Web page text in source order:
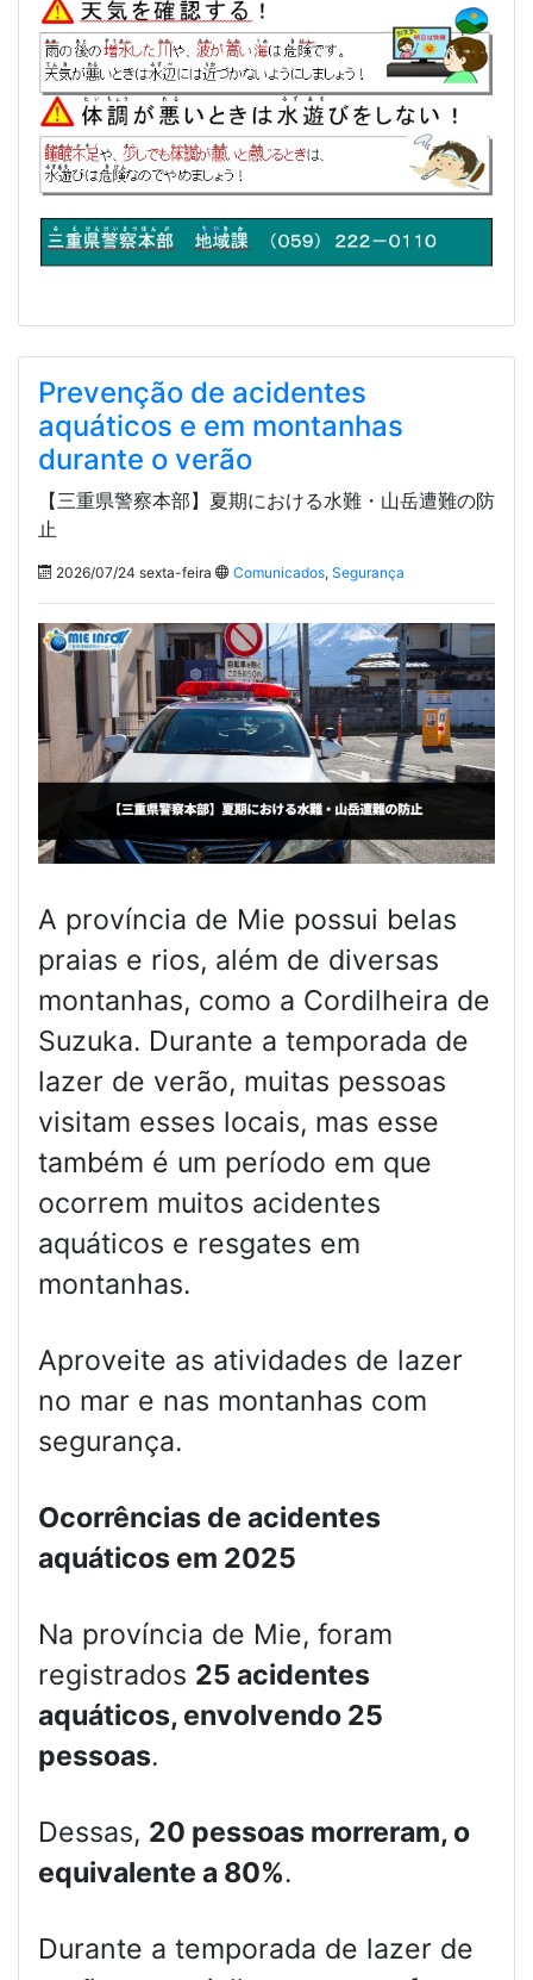
Prevenção de acidentes
aquáticos e em montanhas
durante o verão
【三重県警察本部】夏期における水難・山岳遭難の防
止
2026/07/24 sexta-feira Comunicados, Segurança
A província de Mie possui belas
praias e rios, além de diversas
montanhas, como a Cordilheira de
Suzuka. Durante a temporada de
lazer de verão, muitas pessoas
visitam esses locais, mas esse
também é um período em que
ocorrem muitos acidentes
aquáticos e resgates em
montanhas.
Aproveite as atividades de lazer
no mar e nas montanhas com
segurança.
Ocorrências de acidentes
aquáticos em 2025
Na província de Mie, foram
registrados 25 acidentes
aquáticos, envolvendo 25
pessoas.
Dessas, 20 pessoas morreram, o
equivalente a 80%.
Durante a temporada de lazer de